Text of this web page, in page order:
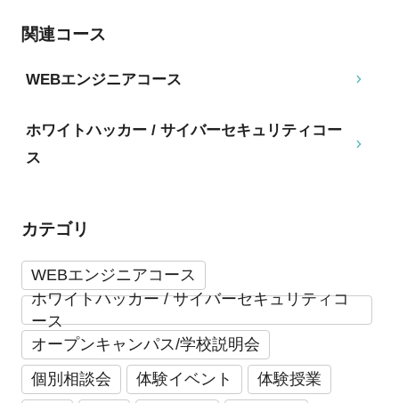
関連コース
WEBエンジニアコース
ホワイトハッカー / サイバーセキュリティコー
ス
カテゴリ
WEBエンジニアコース
ホワイトハッカー / サイバーセキュリティコ
ース
オープンキャンパス/学校説明会
個別相談会
体験イベント
体験授業